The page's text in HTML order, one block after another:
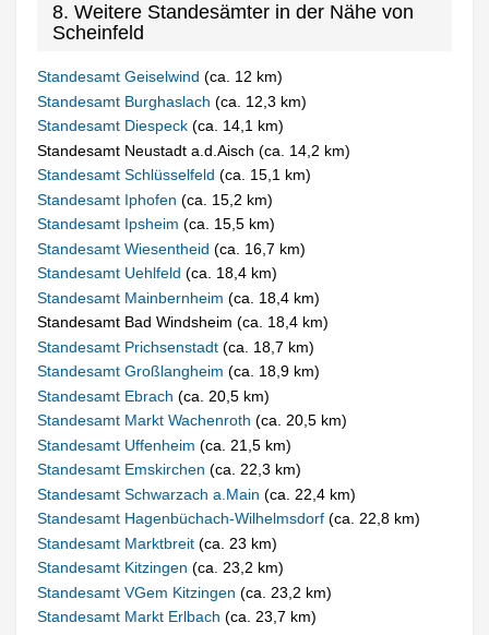
8. Weitere Standesämter in der Nähe von
Scheinfeld
Standesamt Geiselwind(ca. 12 km)
Standesamt Burghaslach(ca. 12,3 km)
Standesamt Diespeck(ca. 14,1 km)
Standesamt Neustadt a.d.Aisch (ca. 14,2 km)
Standesamt Schlüsselfeld(ca. 15,1 km)
Standesamt Iphofen(ca. 15,2 km)
Standesamt Ipsheim(ca. 15,5 km)
Standesamt Wiesentheid(ca. 16,7 km)
Standesamt Uehlfeld(ca. 18,4 km)
Standesamt Mainbernheim(ca. 18,4 km)
Standesamt Bad Windsheim (ca. 18,4 km)
Standesamt Prichsenstadt(ca. 18,7 km)
Standesamt Großlangheim(ca. 18,9 km)
Standesamt Ebrach(ca. 20,5 km)
Standesamt Markt Wachenroth(ca. 20,5 km)
Standesamt Uffenheim(ca. 21,5 km)
Standesamt Emskirchen(ca. 22,3 km)
Standesamt Schwarzach a.Main(ca. 22,4 km)
Standesamt Hagenbüchach-Wilhelmsdorf(ca. 22,8 km)
Standesamt Marktbreit(ca. 23 km)
Standesamt Kitzingen(ca. 23,2 km)
Standesamt VGem Kitzingen(ca. 23,2 km)
Standesamt Markt Erlbach(ca. 23,7 km)